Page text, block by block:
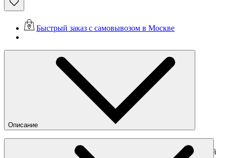
Быстрый заказ с самовывозом в Москве
Описание
Базовый лонгслив United Athle — идеальное дополнение
любого гардероба и настоящий must-have для всех ценителей